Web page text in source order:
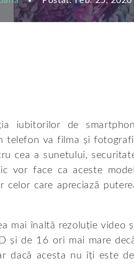
iubitorilor de
telefon va filma și
cea a sunetului,
vor face ca aceste
care apreciază
mai înaltă rezoluție video
și de 16 ori mai mare
dacă acesta nu îți este